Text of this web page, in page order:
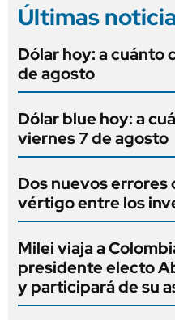
Últimas
Dólar hoy: a cuánto
de agosto
Dólar blue hoy: a
viernes 7 de agosto
Dos nuevos errores
vértigo entre los
Milei viaja a
presidente electo
y participará de su